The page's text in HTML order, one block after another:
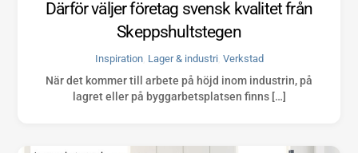
Därför väljer företag svensk kvalitet från
Skeppshultstegen
Inspiration, Lager & industri, Verkstad
När det kommer till arbete på höjd inom industrin, på
lagret eller på byggarbetsplatsen finns […]